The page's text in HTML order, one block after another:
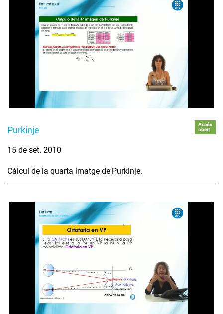
Purkinje
Accés
obert
15 de set. 2010
Càlcul de la quarta imatge de Purkinje.